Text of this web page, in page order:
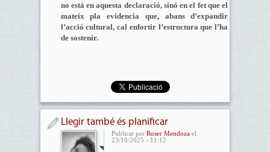
no està en aquesta declaració, sinó en el fet que el
mateix pla evidencia que, abans d’expandir
l’acció cultural, cal enfortir l’estructura que l’ha
de sostenir.
Llegir també és planificar
Publicat per Roser Mendozael
23/10/2025 - 11:12